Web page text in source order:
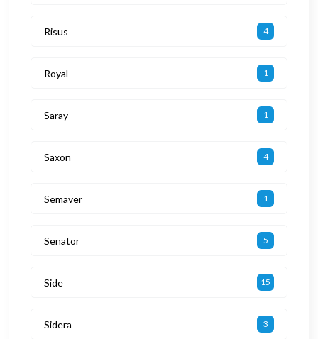
Risus 4
Royal 1
Saray 1
Saxon 4
Semaver 1
Senatör 5
Side 15
Sidera 3